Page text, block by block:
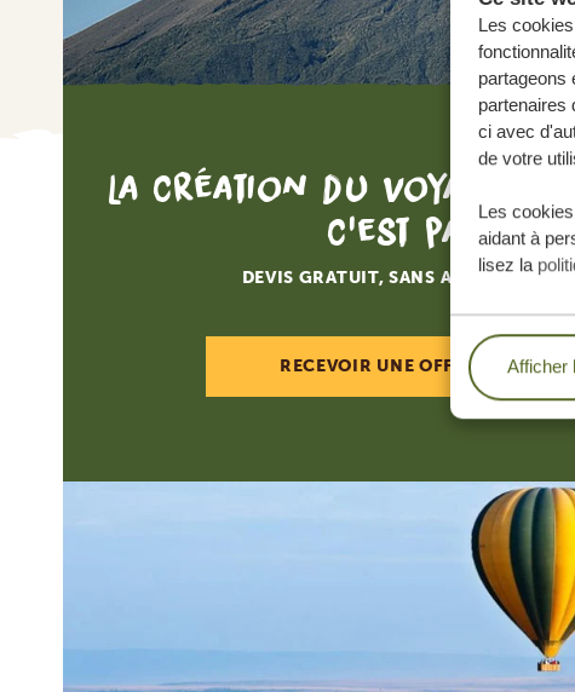
Les
partageons
partenaires
ci avec
de votre
Les
aidant à
lisez la
Afficher
La création du voyage de
c'est par ici.
DEVIS GRATUIT, SANS AUCUNE
RECEVOIR UNE OFFRE SUR